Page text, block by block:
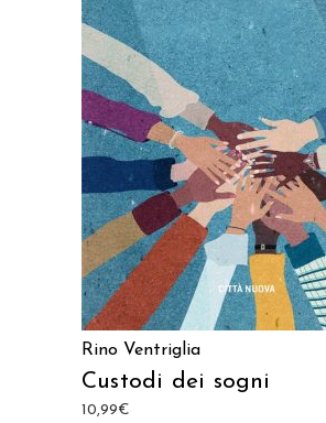
AGGIUNGI AL CARRELLO
Rino Ventriglia
Custodi dei sogni
10,99€